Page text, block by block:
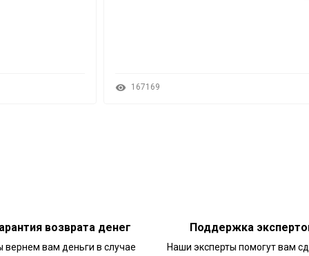
167169
возврата денег
вернем вам деньги в случае
Поддержка
Наши эксперты помогут вам